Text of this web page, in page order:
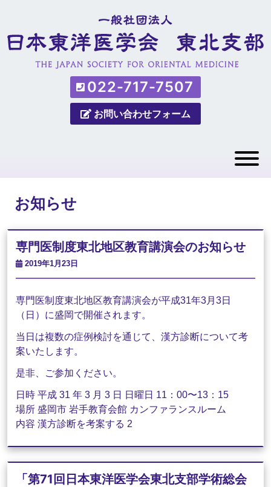
022-717-7507
お問い合わせフォーム
お知らせ
専門医制度東北地区教育講演会のお知らせ
2019年1月23日
専門医制度東北地区教育講演会が平成31年3月3日
（日）に盛岡で開催されます。
当日は複数の症例検討を通じて、漢方診断について考
案いたします。
是非、ご参加ください。
日時 平成 31 年 3 月 3 日 日曜日 11：00〜13：15
場所 盛岡市 岩手教育会館 カンファランスルーム
内容 漢方診断を考案する 2
「第71回日本東洋医学会東北支部学術総会